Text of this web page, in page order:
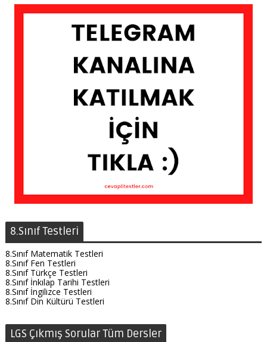
8.Sınıf Testleri
8.Sınıf Matematik Testleri
8.Sınıf Fen Testleri
8.Sınıf Türkçe Testleri
8.Sınıf İnkılap Tarihi Testleri
8.Sınıf İngilizce Testleri
8.Sınıf Din Kültürü Testleri
LGS Çıkmış Sorular Tüm Dersler